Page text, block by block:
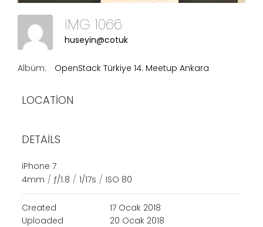
IMG 1066
huseyin@cotuk
Albüm: OpenStack Türkiye 14. Meetup Ankara
LOCATION
DETAILS
iPhone 7
4mm / ƒ/1.8 / 1/17s / ISO 80
Created
17 Ocak 2018
Uploaded
20 Ocak 2018